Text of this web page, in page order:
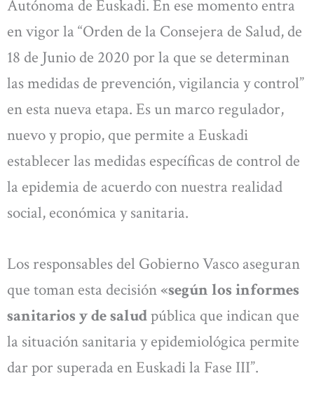
Autónoma de Euskadi. En ese momento entra
en vigor la “Orden de la Consejera de Salud, de
18 de Junio de 2020 por la que se determinan
las medidas de prevención, vigilancia y control”
en esta nueva etapa. Es un marco regulador,
nuevo y propio, que permite a Euskadi
establecer las medidas específicas de control de
la epidemia de acuerdo con nuestra realidad
social, económica y sanitaria.
Los responsables del Gobierno Vasco aseguran
que toman esta decisión«según los informes
sanitarios y de saludpública que indican que
la situación sanitaria y epidemiológica permite
dar por superada en Euskadi la Fase III”.